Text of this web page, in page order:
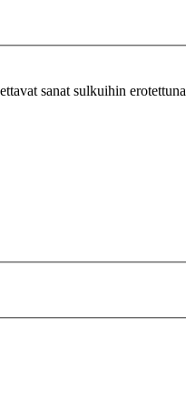
sanat sulkuihin erotettuna